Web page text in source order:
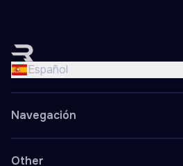
Español
English
Nederlands
Español
Polski
Navegación
Other